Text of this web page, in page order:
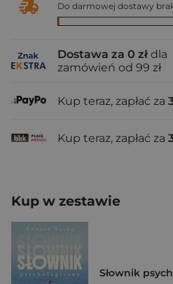
Do darmowej dostawy
Dostawa za 0 zł dla
zamówień od 99 zł
Kup teraz, zapłać za
Kup teraz, zapłać za
Kup w zestawie
Słownik